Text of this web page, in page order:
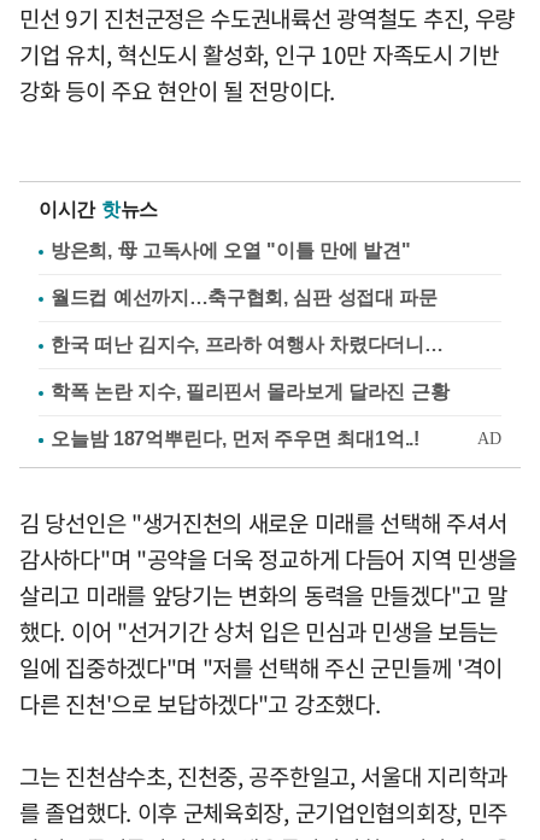
민선 9기 진천군정은 수도권내륙선 광역철도 추진, 우량
기업 유치, 혁신도시 활성화, 인구 10만 자족도시 기반
강화 등이 주요 현안이 될 전망이다.
이시간 핫뉴스
방은희, 母 고독사에 오열 "이틀 만에 발견"
월드컵 예선까지…축구협회, 심판 성접대 파문
한국 떠난 김지수, 프라하 여행사 차렸다더니…
학폭 논란 지수, 필리핀서 몰라보게 달라진 근황
김 당선인은 "생거진천의 새로운 미래를 선택해 주셔서
감사하다"며 "공약을 더욱 정교하게 다듬어 지역 민생을
살리고 미래를 앞당기는 변화의 동력을 만들겠다"고 말
했다. 이어 "선거기간 상처 입은 민심과 민생을 보듬는
일에 집중하겠다"며 "저를 선택해 주신 군민들께 '격이
다른 진천'으로 보답하겠다"고 강조했다.
그는 진천삼수초, 진천중, 공주한일고, 서울대 지리학과
를 졸업했다. 이후 군체육회장, 군기업인협의회장, 민주